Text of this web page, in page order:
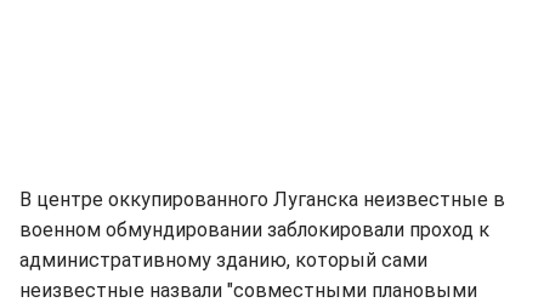
В центре оккупированного Луганска неизвестные в
военном обмундировании заблокировали проход к
административному зданию, который сами
неизвестные назвали "совместными плановыми